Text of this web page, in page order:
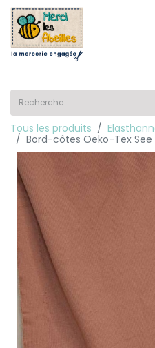
Tous les produits
Bord-côtes Oeko-Tex See